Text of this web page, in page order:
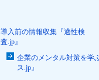
導入前の情報収集『適性検
査.jp』
企業のメンタル対策を学
ス.jp』